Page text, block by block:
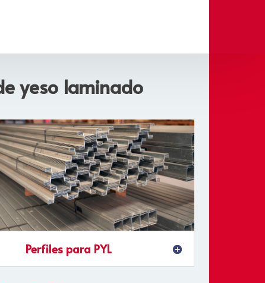
yeso laminado
Perfiles para PYL